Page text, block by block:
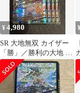
¥4,980
SR 大地無双 カイザー
「勝」／勝利の大地 ４
枚セット ますますつよ
いパック 25の援軍